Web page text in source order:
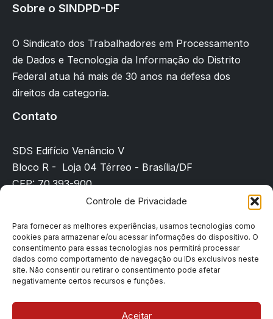
Controle de Privacidade
Para fornecer as melhores experiências, usamos tecnologias como
cookies para armazenar e/ou acessar informações do dispositivo. O
consentimento para essas tecnologias nos permitirá processar
dados como comportamento de navegação ou IDs exclusivos neste
site. Não consentir ou retirar o consentimento pode afetar
negativamente certos recursos e funções.
Aceitar
Sobre o SINDPD-DF
O Sindicato dos Trabalhadores em Processamento
de Dados e Tecnologia da Informação do Distrito
Federal atua há mais de 30 anos na defesa dos
direitos da categoria.
Contato
SDS Edifício Venâncio V
Bloco R - Loja 04 Térreo - Brasília/DF
CEP: 70.393-900
Página inicial
Notícias
Filiação
Contato
Denúncias